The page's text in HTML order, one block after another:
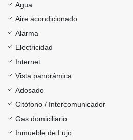
Agua
Aire acondicionado
Alarma
Electricidad
Internet
Vista panorámica
Adosado
Citófono / Intercomunicador
Gas domiciliario
Inmueble de Lujo